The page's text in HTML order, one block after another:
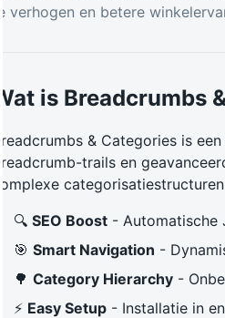
te verhogen en betere
Wat is Breadcrumbs
Breadcrumbs & Categories is
breadcrumb-trails en
complexe
🔍 SEO Boost - Automatische
🎯 Smart Navigation -
🌳 Category Hierarchy -
⚡ Easy Setup - Installatie in